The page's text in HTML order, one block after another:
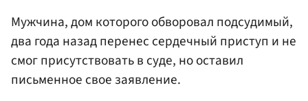
Мужчина, дом которого обворовал подсудимый,
два года назад перенес сердечный приступ и не
смог присутствовать в суде, но оставил
письменное свое заявление.